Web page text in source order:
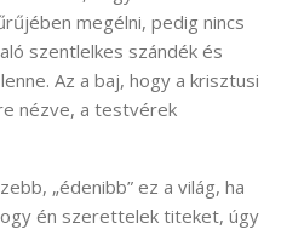
megélni, pedig nincs
szentlelkes szándék és
Az a baj, hogy a krisztusi
nézve, a testvérek
„édenibb” ez a világ, ha
én szerettelek titeket, úgy